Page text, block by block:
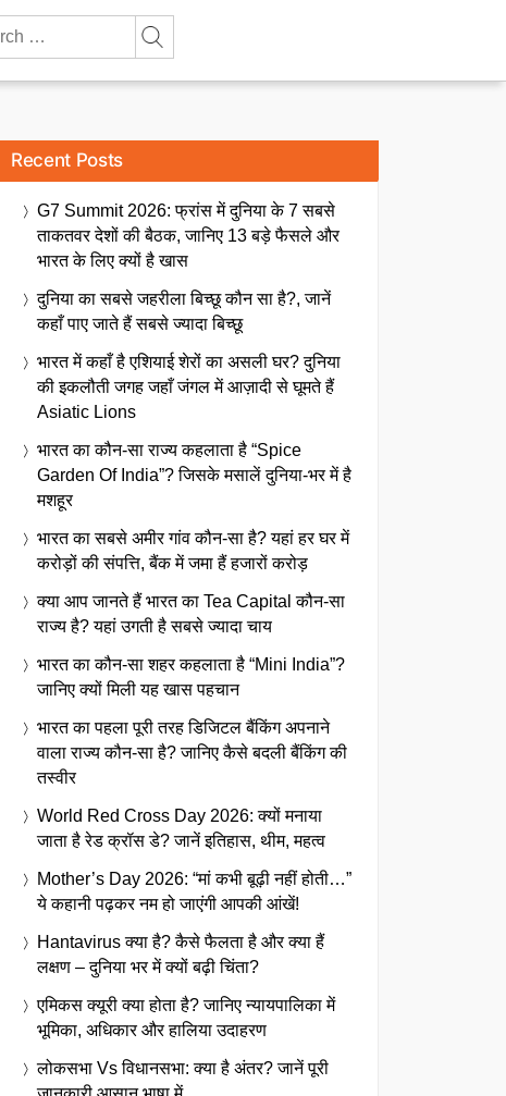
Recent Posts
G7 Summit 2026: फ्रांस में दुनिया के 7 सबसे
ताकतवर देशों की बैठक, जानिए 13 बड़े फैसले और
भारत के लिए क्यों है खास
दुनिया का सबसे जहरीला बिच्छू कौन सा है?, जानें
कहाँ पाए जाते हैं सबसे ज्यादा बिच्छू
भारत में कहाँ है एशियाई शेरों का असली घर? दुनिया
की इकलौती जगह जहाँ जंगल में आज़ादी से घूमते हैं
Asiatic Lions
भारत का कौन-सा राज्य कहलाता है “Spice
Garden Of India”? जिसके मसालें दुनिया-भर में है
मशहूर
भारत का सबसे अमीर गांव कौन-सा है? यहां हर घर में
करोड़ों की संपत्ति, बैंक में जमा हैं हजारों करोड़
क्या आप जानते हैं भारत का Tea Capital कौन-सा
राज्य है? यहां उगती है सबसे ज्यादा चाय
भारत का कौन-सा शहर कहलाता है “Mini India”?
जानिए क्यों मिली यह खास पहचान
भारत का पहला पूरी तरह डिजिटल बैंकिंग अपनाने
वाला राज्य कौन-सा है? जानिए कैसे बदली बैंकिंग की
तस्वीर
World Red Cross Day 2026: क्यों मनाया
जाता है रेड क्रॉस डे? जानें इतिहास, थीम, महत्व
Mother’s Day 2026: “मां कभी बूढ़ी नहीं होती…”
ये कहानी पढ़कर नम हो जाएंगी आपकी आंखें!
Hantavirus क्या है? कैसे फैलता है और क्या हैं
लक्षण – दुनिया भर में क्यों बढ़ी चिंता?
एमिकस क्यूरी क्या होता है? जानिए न्यायपालिका में
भूमिका, अधिकार और हालिया उदाहरण
लोकसभा Vs विधानसभा: क्या है अंतर? जानें पूरी